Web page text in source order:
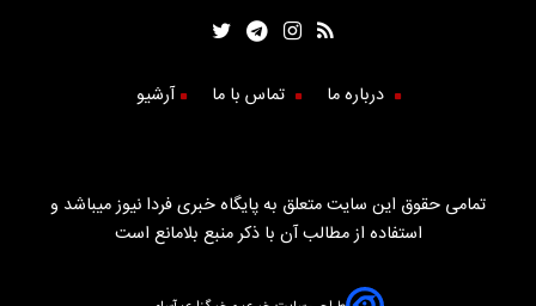
درباره ما تماس با ما آرشیو
تمامی حقوق این سایت متعلق به پایگاه خبری فردا نیوز میباشد و
استفاده از مطالب آن با ذکر منبع بلامانع است